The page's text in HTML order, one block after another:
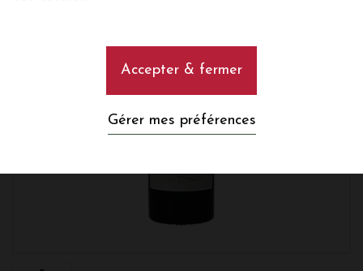
Accepter & fermer
Gérer mes préférences